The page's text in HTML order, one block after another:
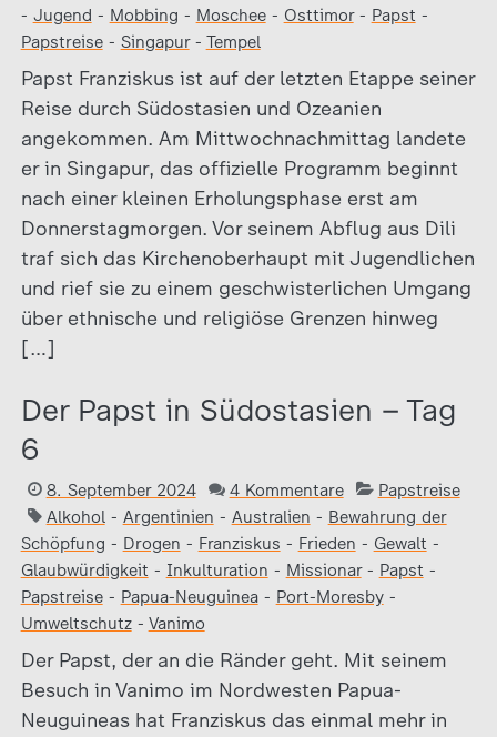
- Jugend - Mobbing - Moschee- Osttimor- Papst -
Papstreise- Singapur- Tempel
Papst Franziskus ist auf der letzten Etappe seiner
Reise durch Südostasien und Ozeanien
angekommen. Am Mittwochnachmittag landete
er in Singapur, das offizielle Programm beginnt
nach einer kleinen Erholungsphase erst am
Donnerstagmorgen. Vor seinem Abflug aus Dili
traf sich das Kirchenoberhaupt mit Jugendlichen
und rief sie zu einem geschwisterlichen Umgang
über ethnische und religiöse Grenzen hinweg
[…]
Der Papst in Südostasien – Tag
6
8. September 2024 4 Kommentare
Papstreise
Alkohol- Argentinien - Australien - Bewahrung der
Schöpfung - Drogen - Franziskus - Frieden - Gewalt -
Glaubwürdigkeit - Inkulturation - Missionar- Papst -
Papstreise- Papua-Neuguinea- Port-Moresby-
Umweltschutz- Vanimo
Der Papst, der an die Ränder geht. Mit seinem
Besuch in Vanimo im Nordwesten Papua-
Neuguineas hat Franziskus das einmal mehr in